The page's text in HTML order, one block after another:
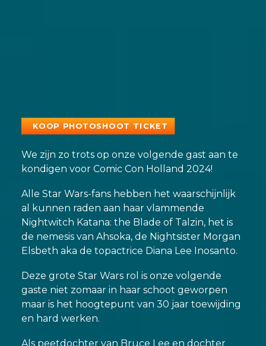
KOOP PHOTOSHOOT TICKET
We zijn zo trots op onze volgende gast aan te
kondigen voor Comic Con Holland 2024!
Alle Star Wars-fans hebben het waarschijnlijk
al kunnen raden aan haar vlammende
Nightwitch Katana: the Blade of Talzin, het is
de nemesis van Ahsoka, de Nightsister Morgan
Elsbeth aka de topactrice Diana Lee Inosanto.
Deze grote Star Wars rol is onze volgende
gaste niet zomaar in haar schoot geworpen
maar is het hoogtepunt van 30 jaar toewijding
en hard werken.
Als peetdochter van Bruce Lee en dochter